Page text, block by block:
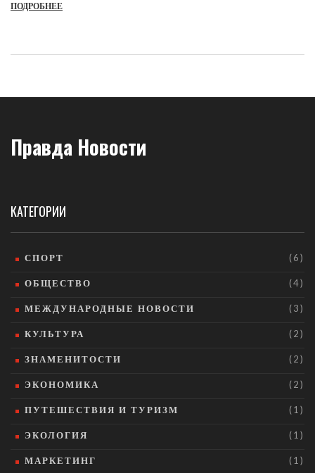
поставок. Этот фактор оказывает значительное влияние на мировую
ПОДРОБНЕЕ
Правда Новости
КАТЕГОРИИ
СПОРТ (6)
ОБЩЕСТВО (4)
МЕЖДУНАРОДНЫЕ НОВОСТИ (3)
КУЛЬТУРА (2)
ЗНАМЕНИТОСТИ (2)
ЭКОНОМИКА (2)
ПУТЕШЕСТВИЯ И ТУРИЗМ (1)
ЭКОЛОГИЯ (1)
МАРКЕТИНГ (1)